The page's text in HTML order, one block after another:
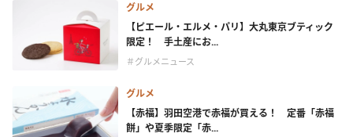
グルメ
【ピエール・エルメ・パリ】大丸東京ブティック
限定！ 手土産にお...
＃グルメニュース
グルメ
【赤福】羽田空港で赤福が買える！ 定番「赤福
餅」や夏季限定「赤...